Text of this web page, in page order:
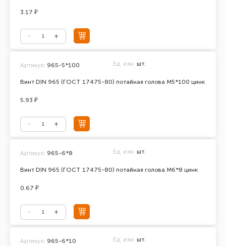
3.17 ₽
Винт DIN 965 (ГОСТ 17475-80) потайная голова М5*100 цинк
Артикул: 965-5*100 Ед. изм. шт.
5.93 ₽
Винт DIN 965 (ГОСТ 17475-80) потайная голова М6*8 цинк
Артикул: 965-6*8 Ед. изм. шт.
0.67 ₽
Артикул: 965-6*10 Ед. изм. шт.